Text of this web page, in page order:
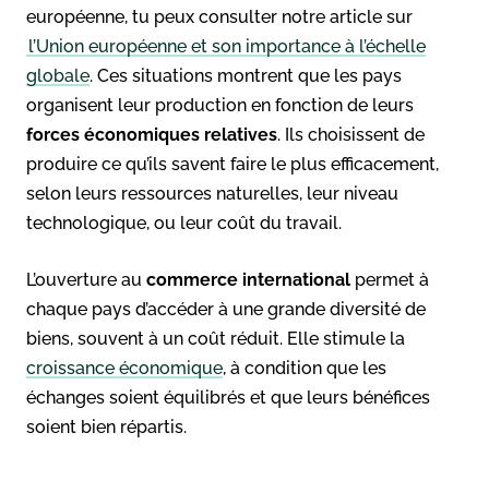
européenne, tu peux consulter notre article sur
l’Union européenne et son importance à l’échelle
globale. Ces situations montrent que les pays
organisent leur production en fonction de leurs
forces économiques relatives. Ils choisissent de
produire ce qu’ils savent faire le plus efficacement,
selon leurs ressources naturelles, leur niveau
technologique, ou leur coût du travail.
L’ouverture au commerce international permet à
chaque pays d’accéder à une grande diversité de
biens, souvent à un coût réduit. Elle stimule la
croissance économique, à condition que les
échanges soient équilibrés et que leurs bénéfices
soient bien répartis.